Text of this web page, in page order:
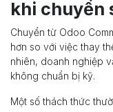
khi chuyển
Chuyển từ Odoo
hơn so với việc thay
nhiên, doanh nghiệp
không chuẩn bị kỹ.
Một số thách thức